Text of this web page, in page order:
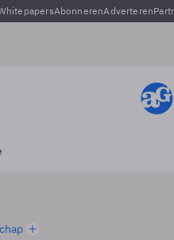
AbonnerenAdverteren